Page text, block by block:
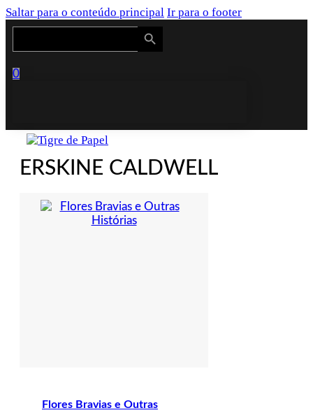
Saltar para o conteúdo principal Ir para o footer
Search
Search Button
0
ERSKINE CALDWELL
Flores Bravias e Outras